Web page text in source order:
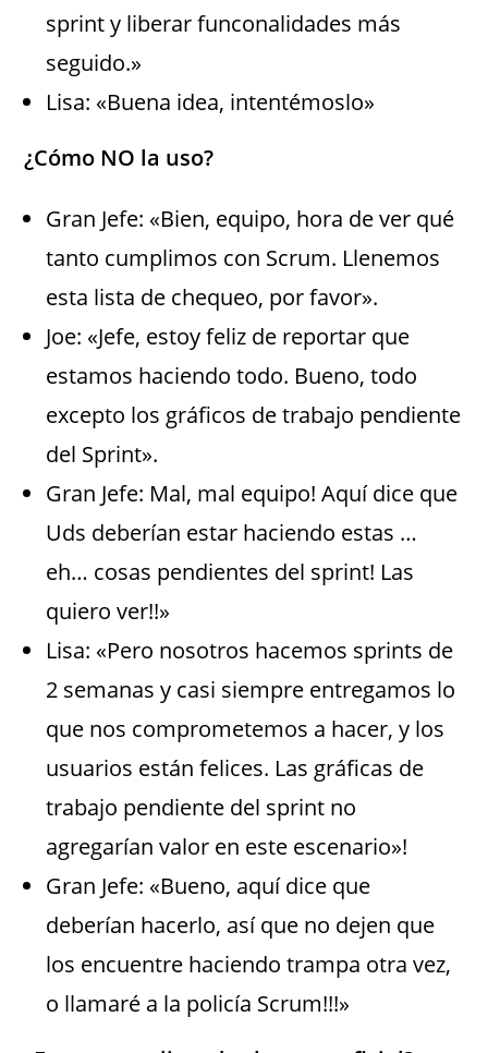
sprint y liberar funconalidades más
seguido.»
Lisa: «Buena idea, intentémoslo»
¿Cómo NO la uso?
Gran Jefe: «Bien, equipo, hora de ver qué
tanto cumplimos con Scrum. Llenemos
esta lista de chequeo, por favor».
Joe: «Jefe, estoy feliz de reportar que
estamos haciendo todo. Bueno, todo
excepto los gráficos de trabajo pendiente
del Sprint».
Gran Jefe: Mal, mal equipo! Aquí dice que
Uds deberían estar haciendo estas …
eh… cosas pendientes del sprint! Las
quiero ver!!»
Lisa: «Pero nosotros hacemos sprints de
2 semanas y casi siempre entregamos lo
que nos comprometemos a hacer, y los
usuarios están felices. Las gráficas de
trabajo pendiente del sprint no
agregarían valor en este escenario»!
Gran Jefe: «Bueno, aquí dice que
deberían hacerlo, así que no dejen que
los encuentre haciendo trampa otra vez,
o llamaré a la policía Scrum!!!»